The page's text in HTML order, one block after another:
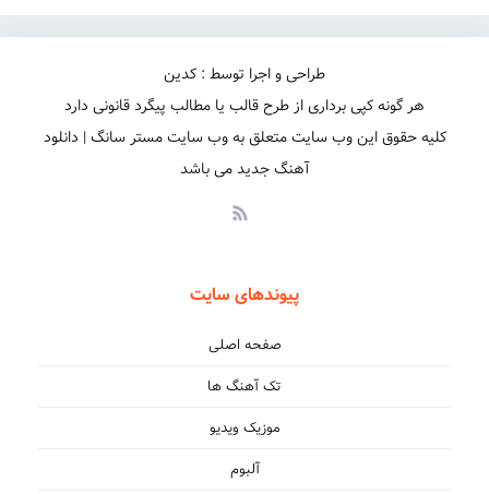
طراحی و اجرا توسط : کدین
هر گونه کپی برداری از طرح قالب یا مطالب پیگرد قانونی دارد
کلیه حقوق این وب سایت متعلق به وب سایت مستر سانگ | دانلود
آهنگ جدید می باشد
پیوندهای سایت
صفحه اصلی
تک آهنگ ها
موزیک ویدیو
آلبوم